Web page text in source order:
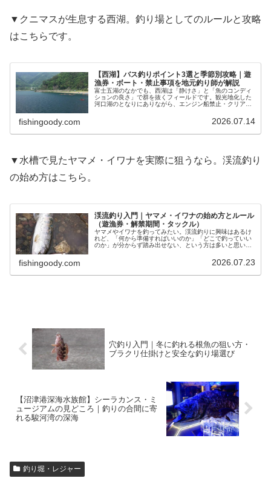
▼クニマスが生息する西湖。釣り場としてのルールと攻略
はこちらです。
【西湖】バス釣りポイント3選と季節別攻略｜遊
漁券・ボート・禁止事項を地元釣り師が解説
富士五湖のなかでも、西湖は「静けさ」と「魚のコンディ
ションの良さ」で群を抜くフィールドです。観光地化した
河口湖のとなりにありながら、エンジン船禁止・クリアウ
fishingoody.com 2026.07.14
▼水槽で見たヤマメ・イワナを実際に狙うなら。渓流釣り
の始め方はこちら。
渓流釣り入門｜ヤマメ・イワナの始め方とルール
（遊漁券・解禁期間・タックル）
ヤマメやイワナを釣ってみたい。渓流釣りに興味はあるけ
れど、「何から準備すればいいのか」「どこで釣っていい
のか」が分からず踏み出せない、という方は多いと思いま
fishingoody.com 2026.07.23
穴釣り入門｜冬に釣れる根魚の狙い方・
ブラクリ仕掛けと安全な釣り場選び
【沼津港深海水族館】シーラカンス・ミ
ュージアムの見どころ｜釣りの合間に寄
れる駿河湾の深海
釣り堀・レジャー